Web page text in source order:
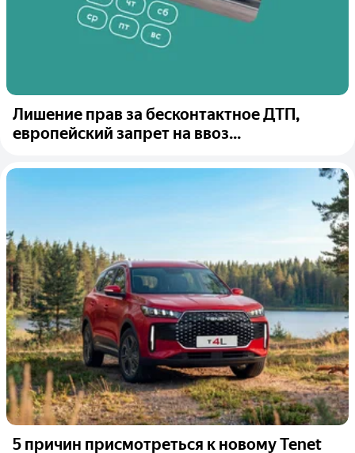
Лишение прав за бесконтактное ДТП,
европейский запрет на ввоз...
5 причин присмотреться к новому Tenet